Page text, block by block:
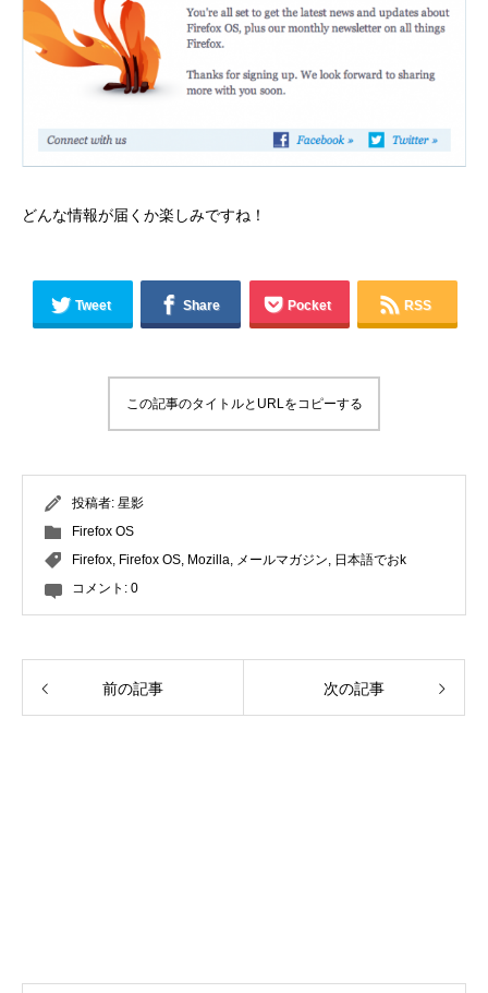
どんな情報が届くか楽しみですね！
Tweet Share Pocket RSS
この記事のタイトルとURLをコピーする
投稿者: 星影
Firefox OS
Firefox, Firefox OS, Mozilla, メールマガジン, 日本語でおk
コメント: 0
前の記事 次の記事